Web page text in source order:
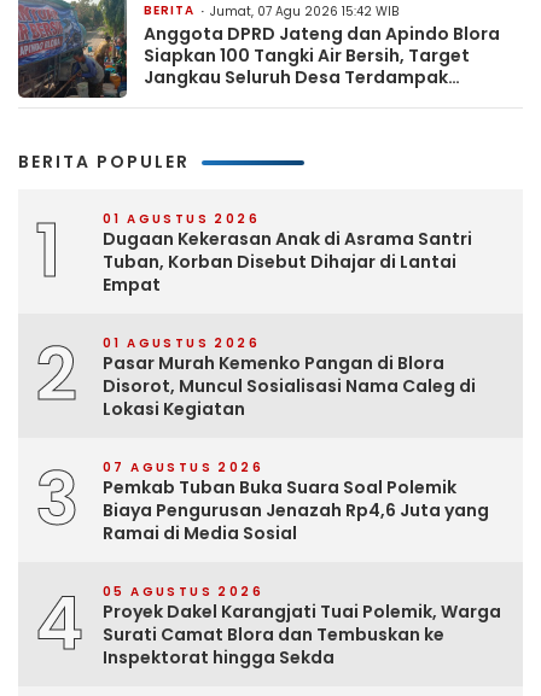
BERITA Jumat, 07 Agu 2026 15:42 WIB
Anggota DPRD Jateng dan Apindo Blora
Siapkan 100 Tangki Air Bersih, Target
Jangkau Seluruh Desa Terdampak
BERITA POPULER
1 01 AGUSTUS 2026
Dugaan Kekerasan Anak di Asrama Santri
Tuban, Korban Disebut Dihajar di Lantai
Empat
2 01 AGUSTUS 2026
Pasar Murah Kemenko Pangan di Blora
Disorot, Muncul Sosialisasi Nama Caleg di
Lokasi Kegiatan
3 07 AGUSTUS 2026
Pemkab Tuban Buka Suara Soal Polemik
Biaya Pengurusan Jenazah Rp4,6 Juta yang
Ramai di Media Sosial
4 05 AGUSTUS 2026
Proyek Dakel Karangjati Tuai Polemik, Warga
Surati Camat Blora dan Tembuskan ke
Inspektorat hingga Sekda